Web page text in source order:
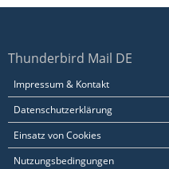
Thunderbird Mail DE
Impressum & Kontakt
Datenschutzerklärung
Einsatz von Cookies
Nutzungsbedingungen